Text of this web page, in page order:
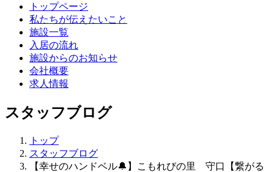
トップページ
私たちが伝えたいこと
施設一覧
入居の流れ
施設からのお知らせ
会社概要
求人情報
スタッフブログ
トップ
スタッフブログ
【幸せのハンドベル🔔】こもれびの里 守口【繋がる